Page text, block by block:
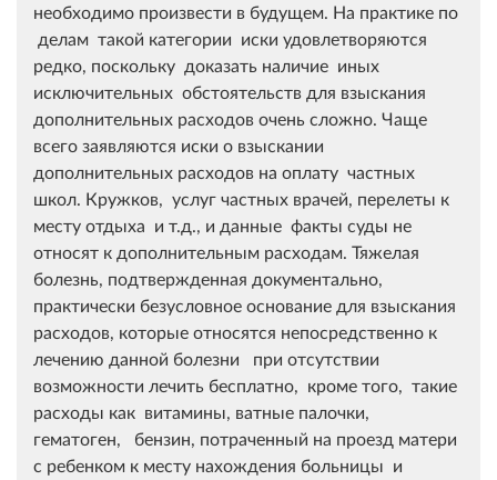
необходимо произвести в будущем. На практике по
делам такой категории иски удовлетворяются
редко, поскольку доказать наличие иных
исключительных обстоятельств для взыскания
дополнительных расходов очень сложно. Чаще
всего заявляются иски о взыскании
дополнительных расходов на оплату частных
школ. Кружков, услуг частных врачей, перелеты к
месту отдыха и т.д., и данные факты суды не
относят к дополнительным расходам. Тяжелая
болезнь, подтвержденная документально,
практически безусловное основание для взыскания
расходов, которые относятся непосредственно к
лечению данной болезни при отсутствии
возможности лечить бесплатно, кроме того, такие
расходы как витамины, ватные палочки,
гематоген, бензин, потраченный на проезд матери
с ребенком к месту нахождения больницы и